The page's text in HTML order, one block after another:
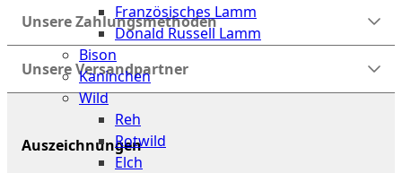
Französisches Lamm
Donald Russell Lamm
Bison
Kaninchen
Wild
Reh
Rotwild
Elch
Unsere Zahlungsmethoden
Unsere Versandpartner
Auszeichnungen